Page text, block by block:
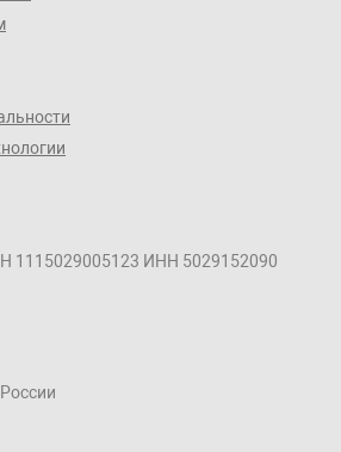
1115029005123 ИНН 5029152090